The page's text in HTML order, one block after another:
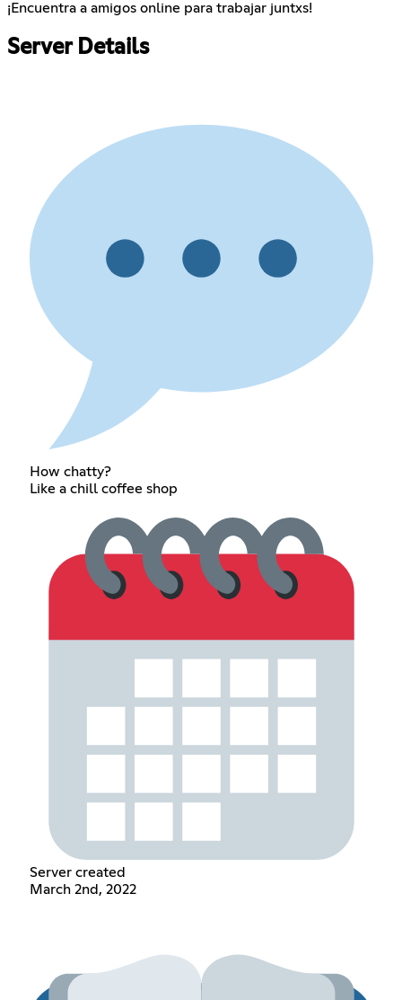
¡Encuentra a amigos online para trabajar juntxs!
Server Details
How chatty?
Like a chill coffee shop
Server created
March 2nd, 2022